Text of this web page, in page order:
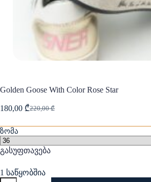
Golden Goose With Color Rose Star
220,00₾
Original
180,00 ₾Current
ზომა
გასუფთავება
1 საწყობშია